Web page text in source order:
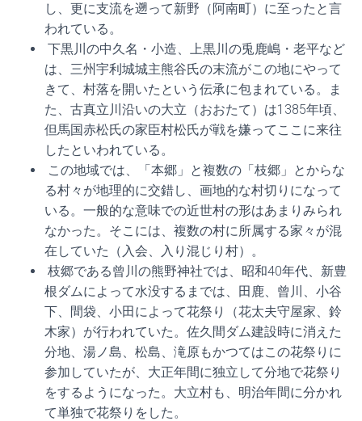
し、更に支流を遡って新野（阿南町）に至ったと言
われている。
下黒川の中久名・小造、上黒川の兎鹿嶋・老平など
は、三州宇利城城主熊谷氏の末流がこの地にやって
きて、村落を開いたという伝承に包まれている。ま
た、古真立川沿いの大立（おおたて）は1385年頃、
但馬国赤松氏の家臣村松氏が戦を嫌ってここに来往
したといわれている。
この地域では、「本郷」と複数の「枝郷」とからな
る村々が地理的に交錯し、画地的な村切りになって
いる。一般的な意味での近世村の形はあまりみられ
なかった。そこには、複数の村に所属する家々が混
在していた（入会、入り混じり村）。
枝郷である曾川の熊野神社では、昭和40年代、新豊
根ダムによって水没するまでは、田鹿、曾川、小谷
下、間袋、小田によって花祭り（花太夫守屋家、鈴
木家）が行われていた。佐久間ダム建設時に消えた
分地、湯ノ島、松島、滝原もかつてはこの花祭りに
参加していたが、大正年間に独立して分地で花祭り
をするようになった。大立村も、明治年間に分かれ
て単独で花祭りをした。